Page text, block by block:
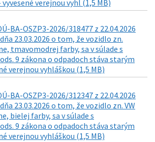
verejnou vyhl (1,5 MB)
BA-OSZP3-2026/318477 z 22.04.2026
23.03.2026 o tom, že vozidlo zn.
tmavomodrej farby, sa v súlade s
9 zákona o odpadoch stáva starým
verejnou vyhláškou (1,5 MB)
BA-OSZP3-2026/312347 z 22.04.2026
23.03.2026 o tom, že vozidlo zn. VW
bielej farby, sa v súlade s
9 zákona o odpadoch stáva starým
verejnou vyhláškou (1,5 MB)